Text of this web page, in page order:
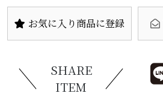
お気に入り商品に登録
SHARE
ITEM